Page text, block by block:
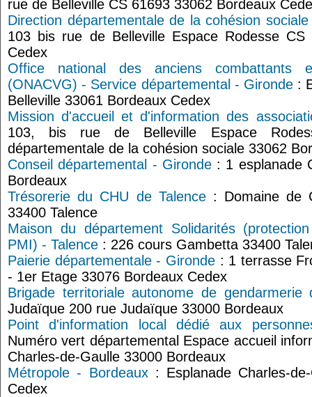
rue de Belleville CS 61693 33062 Bordeaux
Direction départementale de la cohésion
103 bis rue de Belleville Espace Rodesse CS
Cedex
Office national des anciens combattants
(ONACVG) - Service départemental - Gironde :
Belleville 33061 Bordeaux Cedex
Mission d'accueil et d'information des
103, bis rue de Belleville Espace
départementale de la cohésion sociale 33062
Conseil départemental - Gironde: 1 esplanade
Bordeaux
Trésorerie du CHU de Talence: Domaine de
33400 Talence
Maison du département Solidarités
PMI) - Talence : 226 cours Gambetta 33400
Paierie départementale - Gironde: 1 terrasse
- 1er Etage 33076 Bordeaux Cedex
Brigade territoriale autonome de gendarmerie
Judaïque 200 rue Judaïque 33000 Bordeaux
Point d'information local dédié aux
Numéro vert départemental Espace accueil
Charles-de-Gaulle 33000 Bordeaux
Métropole - Bordeaux: Esplanade Charles-
Cedex